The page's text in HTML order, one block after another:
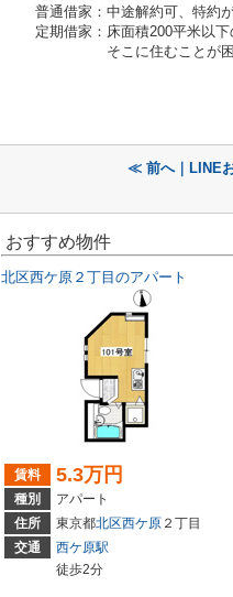
普通借家：中途解約可、特約が
定期借家：床面積200平米以下
そこに住むことが困難と
≪ 前へ｜LINE
おすすめ物件
北区西ケ原２丁目のアパート
賃料 5.3万円
種別
アパート
住所
東京都北区西ケ原 ２丁目
交通
西ケ原駅
徒歩2分